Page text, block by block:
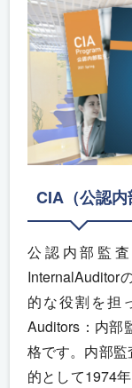
CIA（公認内
公認内部監
InternalAuditor
的な役割を担
Auditors：内部
格です。内部
的として1974